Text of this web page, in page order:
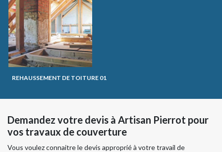
REHAUSSEMENT DE TOITURE 01
Demandez votre devis à Artisan Pierrot pour
vos travaux de couverture
Vous voulez connaitre le devis approprié à votre travail de